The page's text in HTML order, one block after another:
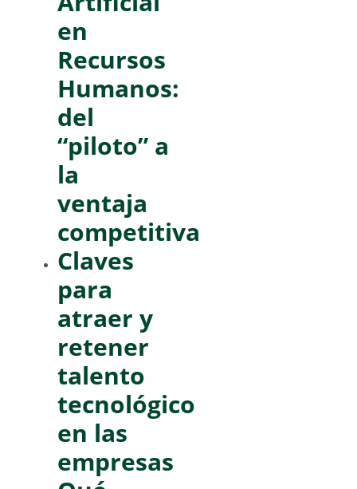
en
Recursos
Humanos:
del
“piloto” a
la
ventaja
competitiva
Claves
para
atraer y
retener
talento
tecnológico
en las
empresas